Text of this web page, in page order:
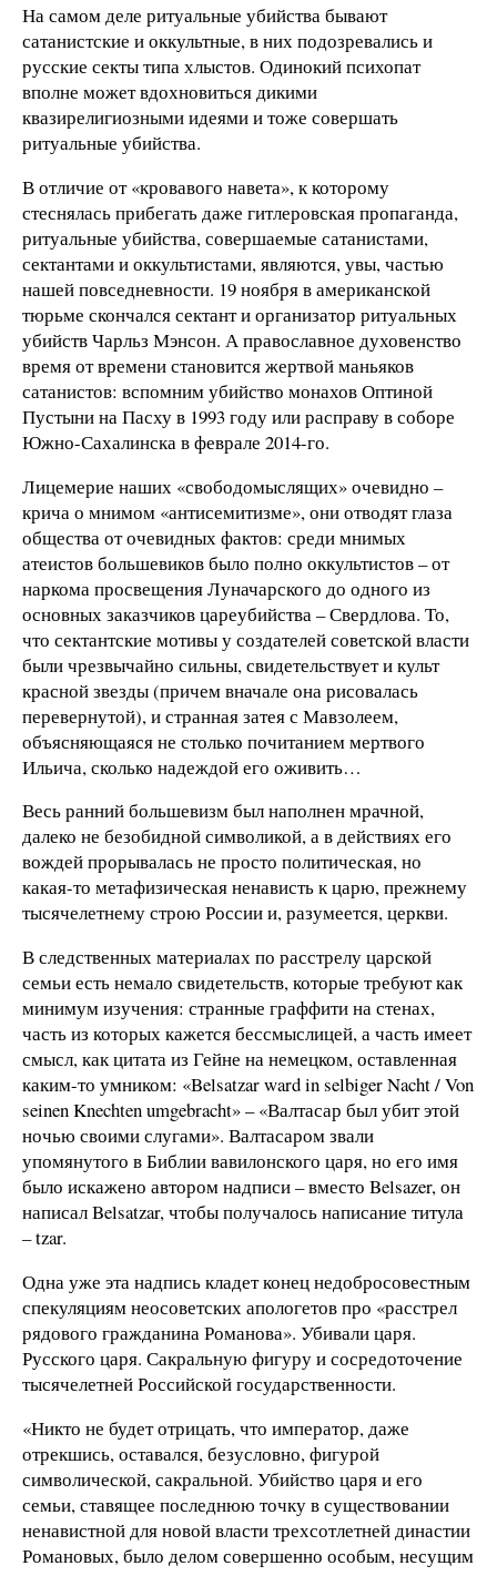
На самом деле ритуальные убийства бывают
сатанистские и оккультные, в них подозревались и
русские секты типа хлыстов. Одинокий психопат
вполне может вдохновиться дикими
квазирелигиозными идеями и тоже совершать
ритуальные убийства.
В отличие от «кровавого навета», к которому
стеснялась прибегать даже гитлеровская пропаганда,
ритуальные убийства, совершаемые сатанистами,
сектантами и оккультистами, являются, увы, частью
нашей повседневности. 19 ноября в американской
тюрьме скончался сектант и организатор ритуальных
убийств Чарльз Мэнсон. А православное духовенство
время от времени становится жертвой маньяков
сатанистов: вспомним убийство монахов Оптиной
Пустыни на Пасху в 1993 году или расправу в соборе
Южно-Сахалинска в феврале 2014-го.
Лицемерие наших «свободомыслящих» очевидно –
крича о мнимом «антисемитизме», они отводят глаза
общества от очевидных фактов: среди мнимых
атеистов большевиков было полно оккультистов – от
наркома просвещения Луначарского до одного из
основных заказчиков цареубийства – Свердлова. То,
что сектантские мотивы у создателей советской власти
были чрезвычайно сильны, свидетельствует и культ
красной звезды (причем вначале она рисовалась
перевернутой), и странная затея с Мавзолеем,
объясняющаяся не столько почитанием мертвого
Ильича, сколько надеждой его оживить…
Весь ранний большевизм был наполнен мрачной,
далеко не безобидной символикой, а в действиях его
вождей прорывалась не просто политическая, но
какая-то метафизическая ненависть к царю, прежнему
тысячелетнему строю России и, разумеется, церкви.
В следственных материалах по расстрелу царской
семьи есть немало свидетельств, которые требуют как
минимум изучения: странные граффити на стенах,
часть из которых кажется бессмыслицей, а часть имеет
смысл, как цитата из Гейне на немецком, оставленная
каким-то умником: «Belsatzar ward in selbiger Nacht / Von
seinen Knechten umgebracht» – «Валтасар был убит этой
ночью своими слугами». Валтасаром звали
упомянутого в Библии вавилонского царя, но его имя
было искажено автором надписи – вместо Belsazer, он
написал Belsatzar, чтобы получалось написание титула
– tzar.
Одна уже эта надпись кладет конец недобросовестным
спекуляциям неосоветских апологетов про «расстрел
рядового гражданина Романова». Убивали царя.
Русского царя. Сакральную фигуру и сосредоточение
тысячелетней Российской государственности.
«Никто не будет отрицать, что император, даже
отрекшись, оставался, безусловно, фигурой
символической, сакральной. Убийство царя и его
семьи, ставящее последнюю точку в существовании
ненавистной для новой власти трехсотлетней династии
Романовых, было делом совершенно особым, несущим